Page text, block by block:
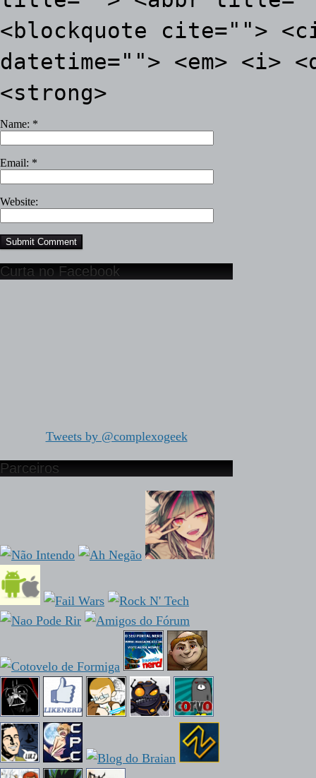
<blockquote cite="">
datetime=""> <em> <i>
<strong>
Name: *
Email: *
Website:
Curta no Facebook
Tweets by @complexogeek
Parceiros